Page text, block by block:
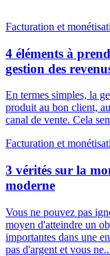
Facturation et
4 éléments à
gestion des
En termes simples, la
produit au bon client,
canal de vente. Cela
Facturation et
3 vérités sur la
moderne
Vous ne pouvez pas
moyen d'atteindre un
importantes dans une
pas d'argent et vous